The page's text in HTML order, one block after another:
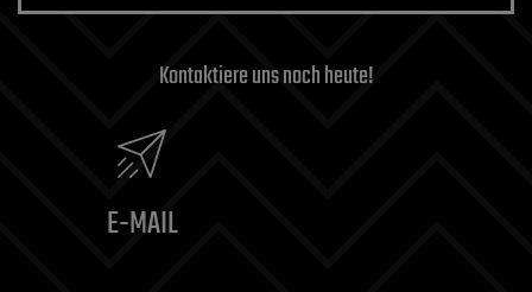
Kontaktiere uns noch heute!
E-MAIL